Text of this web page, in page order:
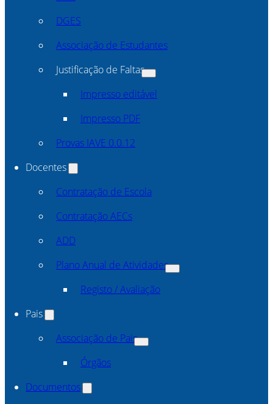
DGES
Associação de Estudantes
Justificação de Faltas
Impresso editável
Impresso PDF
Provas IAVE 0.0.12
Docentes
Contratação de Escola
Contratação AECs
ADD
Plano Anual de Atividades
Registo / Avaliação
Pais
Associação de Pais
Órgãos
Documentos